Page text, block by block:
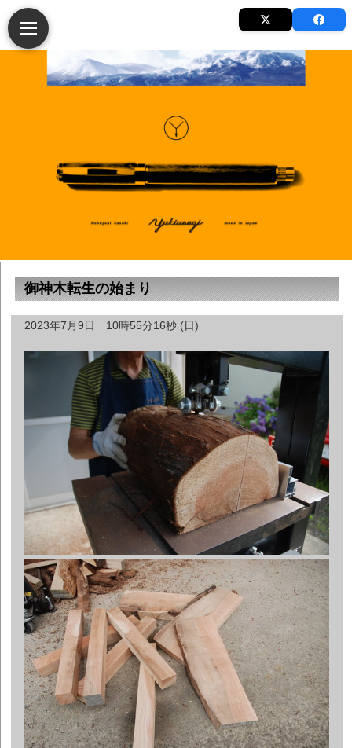
御神木転生の始まり
2023年7月9日 10時55分16秒 (日)